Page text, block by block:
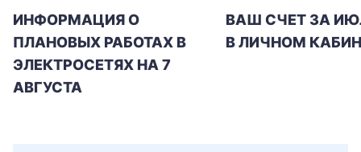
Заказать обратный звонок
ИНФОРМАЦИЯ О
ПЛАНОВЫХ РАБОТАХ В
ЭЛЕКТРОСЕТЯХ НА 7
АВГУСТА
ВАШ СЧЕТ ЗА
В ЛИЧНОМ